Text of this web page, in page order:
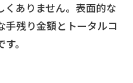
くありません。表面的な
手残り金額とトータルコ
。